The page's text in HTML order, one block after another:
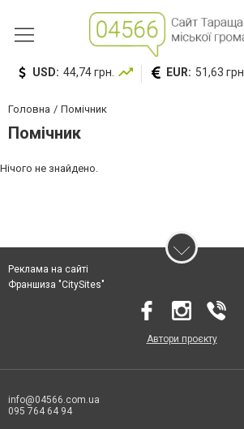
USD: 44,74 грн. EUR: 51,63 грн.
Головна Помічник
Помічник
Нічого не знайдено.
Реклама на сайті
Франшиза "CitySites"
Автори проєкту
info@04566.com.ua
095 764 64 94